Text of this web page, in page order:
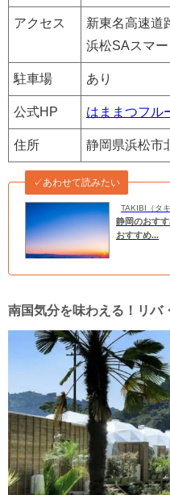
アクセス
新東名高速道
浜松SAスマ
駐車場 あり
公式HP はままつフル
住所 静岡県浜松市
TAKIBI（タ
✓あわせて読みたい
静岡のおす
おすすめ...
南国気分を味わえる！リバ